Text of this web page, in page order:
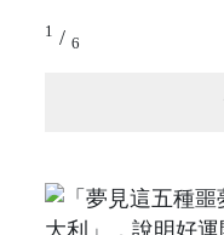
1 / 6